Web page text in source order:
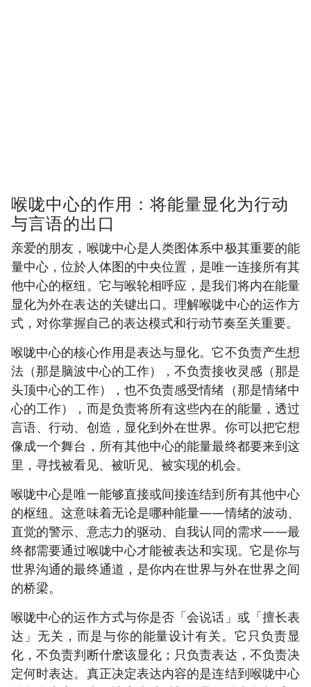
喉咙中心的作用：将能量显化为行动
与言语的出口
亲爱的朋友，喉咙中心是人类图体系中极其重要的能
量中心，位於人体图的中央位置，是唯一连接所有其
他中心的枢纽。它与喉轮相呼应，是我们将内在能量
显化为外在表达的关键出口。理解喉咙中心的运作方
式，对你掌握自己的表达模式和行动节奏至关重要。
喉咙中心的核心作用是表达与显化。它不负责产生想
法（那是脑波中心的工作），不负责接收灵感（那是
头顶中心的工作），也不负责感受情绪（那是情绪中
心的工作），而是负责将所有这些内在的能量，透过
言语、行动、创造，显化到外在世界。你可以把它想
像成一个舞台，所有其他中心的能量最终都要来到这
里，寻找被看见、被听见、被实现的机会。
喉咙中心是唯一能够直接或间接连结到所有其他中心
的枢纽。这意味着无论是哪种能量——情绪的波动、
直觉的警示、意志力的驱动、自我认同的需求——最
终都需要通过喉咙中心才能被表达和实现。它是你与
世界沟通的最终通道，是你内在世界与外在世界之间
的桥梁。
喉咙中心的运作方式与你是否「会说话」或「擅长表
达」无关，而是与你的能量设计有关。它只负责显
化，不负责判断什麽该显化；只负责表达，不负责决
定何时表达。真正决定表达内容的是连结到喉咙中心